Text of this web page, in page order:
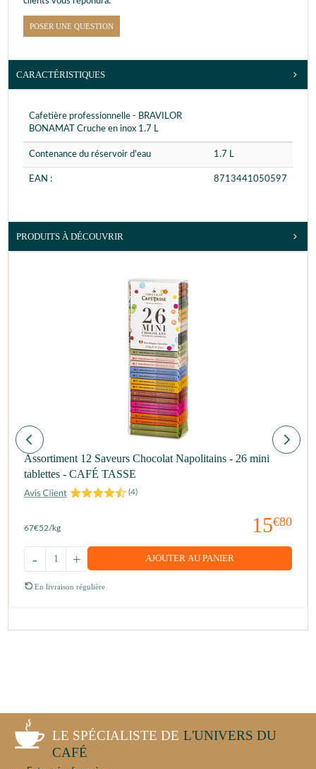
POSER UNE QUESTION
CARACTÉRISTIQUES
Cafetière professionnelle - BRAVILOR
BONAMAT Cruche en inox 1.7 L
Contenance du réservoir d'eau 1.7 L
EAN : 8713441050597
PRODUITS À DÉCOUVRIR
Assortiment 12 Saveurs Chocolat Napolitains - 26 mini
tablettes - CAFÉ TASSE
(4)
15€80
67€52/kg
+
- AJOUTER AU PANIER
En livraison régulière
LE SPÉCIALISTE DE L'UNIVERS DU
CAFÉ